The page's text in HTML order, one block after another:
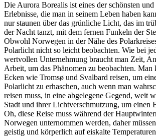
Die Aurora Borealis ist eines der schönsten und
Erlebnisse, die man in seinem Leben haben
nur staunen über das grünliche Licht, das im
der Nacht tanzt, mit dem fernen Funkeln der
Obwohl Norwegen in der Nähe des
Polarlicht nicht so leicht beobachten. Wie bei
wertvollen Unternehmung braucht man Zeit,
Arbeit, um das Phänomen zu beobachten. Man
Ecken wie Tromsø und Svalbard reisen, um
Polarlicht zu erhaschen, auch wenn man
reisen muss, in eine abgelegene Gegend, weit
Stadt und ihrer Lichtverschmutzung, um einen
Oh, diese Reise muss während der
Norwegen unternommen werden, daher
geistig und körperlich auf eiskalte